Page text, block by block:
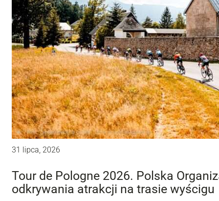
31 lipca, 2026
Tour de Pologne 2026. Polska
odkrywania atrakcji na trasie wyścigu